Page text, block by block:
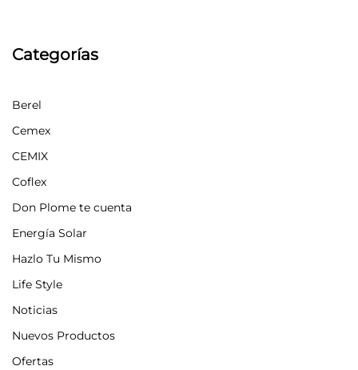
Categorías
Berel
Cemex
CEMIX
Coflex
Don Plome te cuenta
Energía Solar
Hazlo Tu Mismo
Life Style
Noticias
Nuevos Productos
Ofertas